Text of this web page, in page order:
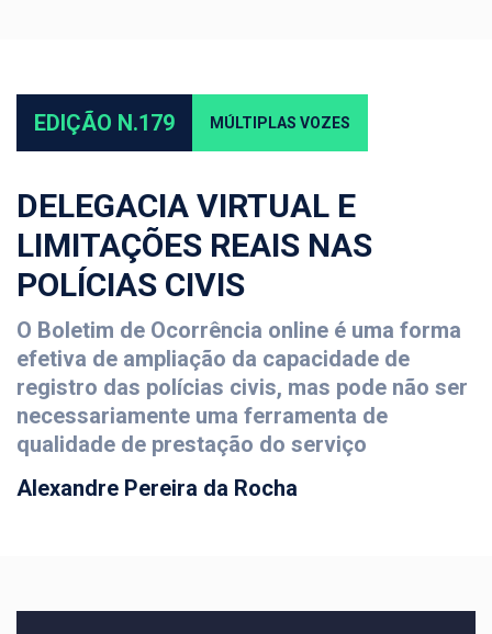
EDIÇÃO N.179 MÚLTIPLAS VOZES
DELEGACIA VIRTUAL E
LIMITAÇÕES REAIS NAS
POLÍCIAS CIVIS
O Boletim de Ocorrência online é uma forma
efetiva de ampliação da capacidade de
registro das polícias civis, mas pode não ser
necessariamente uma ferramenta de
qualidade de prestação do serviço
Alexandre Pereira da Rocha